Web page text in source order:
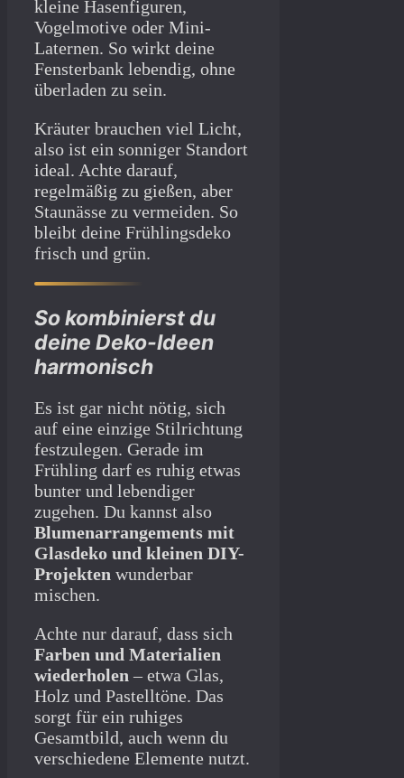
kleine Hasenfiguren,
Vogelmotive oder Mini-
Laternen. So wirkt deine
Fensterbank lebendig, ohne
überladen zu sein.
Kräuter brauchen viel Licht,
also ist ein sonniger Standort
ideal. Achte darauf,
regelmäßig zu gießen, aber
Staunässe zu vermeiden. So
bleibt deine Frühlingsdeko
frisch und grün.
So kombinierst du
deine Deko-Ideen
harmonisch
Es ist gar nicht nötig, sich
auf eine einzige Stilrichtung
festzulegen. Gerade im
Frühling darf es ruhig etwas
bunter und lebendiger
zugehen. Du kannst also
Blumenarrangements mit
Glasdeko und kleinen DIY-
Projekten wunderbar
mischen.
Achte nur darauf, dass sich
Farben und Materialien
wiederholen – etwa Glas,
Holz und Pastelltöne. Das
sorgt für ein ruhiges
Gesamtbild, auch wenn du
verschiedene Elemente nutzt.